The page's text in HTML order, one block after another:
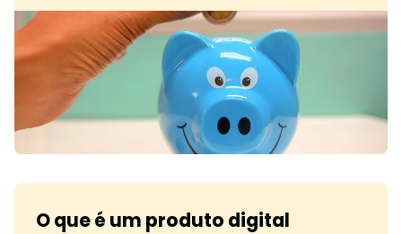
O que é um produto digital